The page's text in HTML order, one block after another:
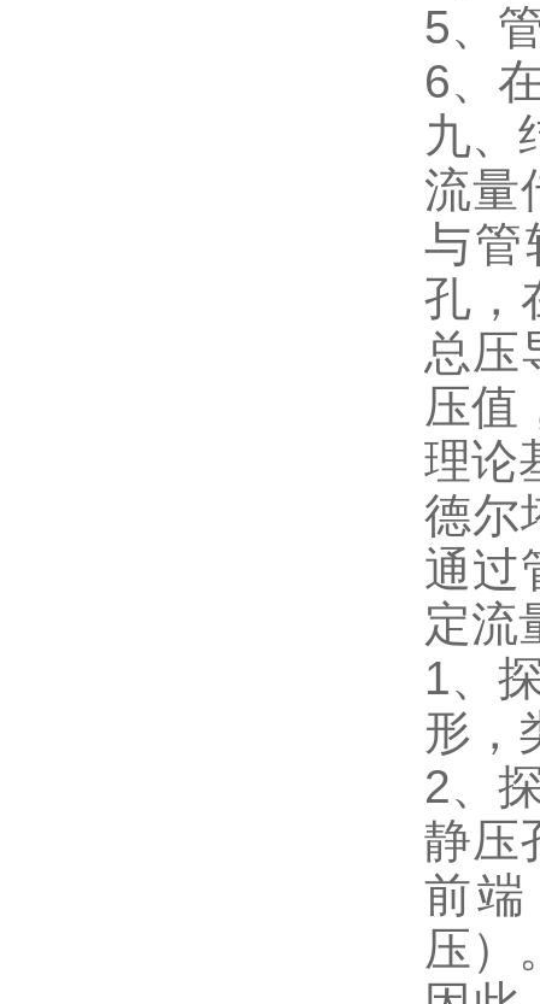
5、
6、
九、
流量
与管
孔，
总压
压值
理论
德尔
通过
定流
1、
形，
2、
静压
前
压）